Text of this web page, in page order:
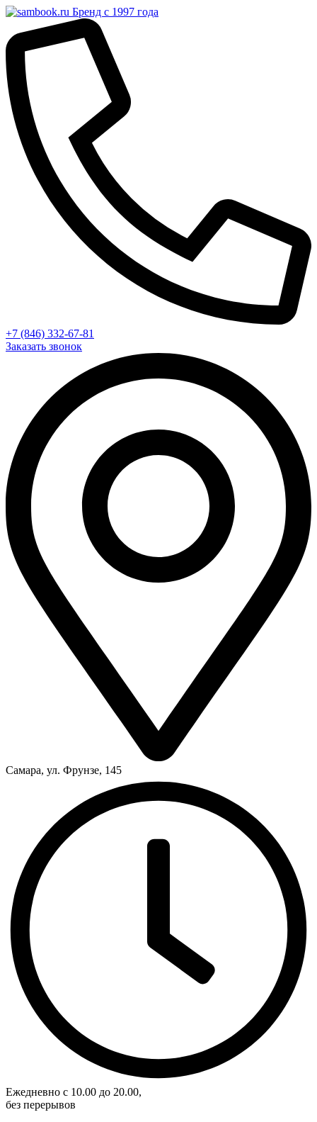
Бренд с 1997 года
+7 (846) 332-67-81
Заказать звонок
Самара, ул. Фрунзе, 145
Eжедневно с 10.00 до 20.00,
без перерывов